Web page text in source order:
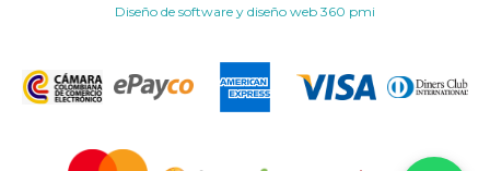
Diseño de software y diseño web 360 pmi